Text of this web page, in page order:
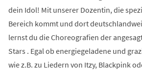
dein Idol! Mit unserer Dozentin, die
Bereich kommt und dort
lernst du die Choreografien der
Stars . Egal ob energiegeladene und
wie z.B. zu Liedern von Itzy, Blackpink